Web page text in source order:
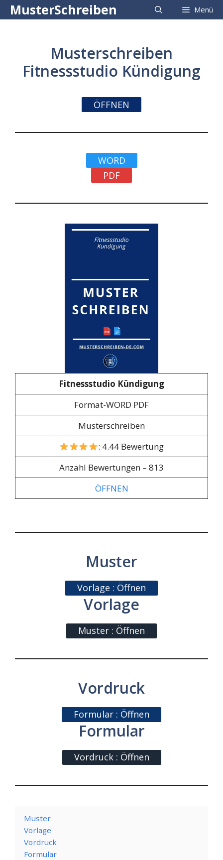
Zum
Inhalt
MusterSchreiben Menü
Musterschreiben
Fitnessstudio Kündigung
ÖFFNEN
WORD
PDF
Fitnessstudio Kündigung
Format-WORD PDF
Musterschreiben
: 4.44 Bewertung
Anzahl Bewertungen – 813
ÖFFNEN
Muster
Vorlage : Öffnen
Vorlage
Muster : Öffnen
Vordruck
Formular : Öffnen
Formular
Vordruck : Öffnen
Muster
Vorlage
Vordruck
Formular